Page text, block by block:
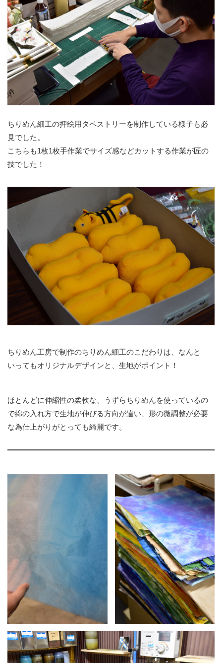
ちりめん細工の押絵用タペストリーを制作している様子も必
見でした。
こちらも1枚1枚手作業でサイズ感などカットする作業が匠の
技でした！
ちりめん工房で制作のちりめん細工のこだわりは、なんと
いってもオリジナルデザインと、生地がポイント！
ほとんどに伸縮性の柔軟な、うずらちりめんを使っているの
で綿の入れ方で生地が伸びる方向が違い、形の微調整が必要
な為仕上がりがとっても綺麗です。